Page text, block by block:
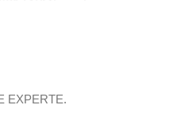
EXPERTE.